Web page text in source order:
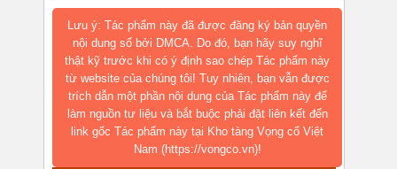
Lưu ý: Tác phẩm này đã được đăng ký bản quyền
nội dung số bởi DMCA. Do đó, bạn hãy suy nghĩ
thật kỹ trước khi có ý định sao chép Tác phẩm này
từ website của chúng tôi! Tuy nhiên, bạn vẫn được
trích dẫn một phần nội dung của Tác phẩm này để
làm nguồn tư liệu và bắt buộc phải đặt liên kết đến
link gốc Tác phẩm này tại Kho tàng Vọng cổ Việt
Nam (https://vongco.vn)!